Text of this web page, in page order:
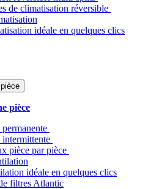
de climatisation réversible
idéale en quelques clics
pièce
pièce par pièce
idéale en quelques clics
filtres Atlantic